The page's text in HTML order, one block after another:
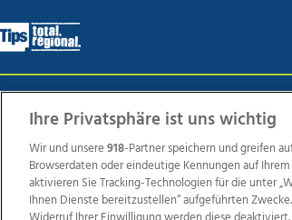
Wir über uns Mediadaten Kontakt
TV1 di-mog-i.at OÖNow
Ihre Privatsphäre ist uns wichtig
Wir und unsere918-Partner speichern und greifen
Browserdaten oder eindeutige Kennungen auf
aktivieren Sie Tracking-Technologien für die unter
Ihnen Dienste bereitzustellen“ aufgeführten